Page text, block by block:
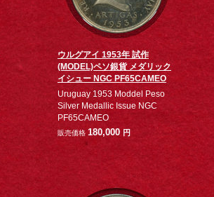
ウルグアイ 1953年 試作
(MODEL)ペソ銀貨 メダリック
イシュー NGC PF65CAMEO
Uruguay 1953 Moddel Peso
Silver Medallic Issue NGC
PF65CAMEO
販売価格180,000 円